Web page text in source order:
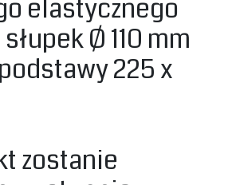
elastycznego
Ø 110 mm
225 x
zostanie